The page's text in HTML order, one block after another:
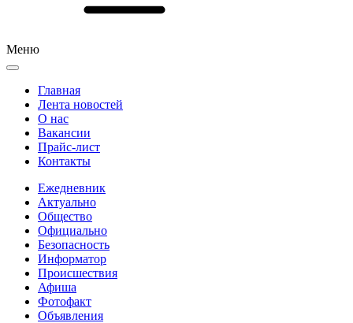
Меню
Главная
Лента новостей
О нас
Вакансии
Прайс-лист
Контакты
Ежедневник
Актуально
Общество
Официально
Безопасность
Информатор
Происшествия
Афиша
Фотофакт
Объявления